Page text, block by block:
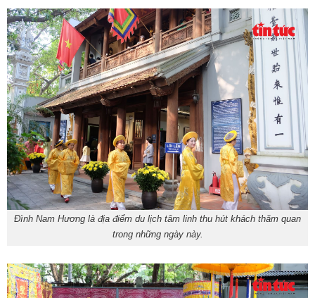
Đình Nam Hương là địa điểm du lịch tâm linh thu hút khách thăm quan
trong những ngày này.